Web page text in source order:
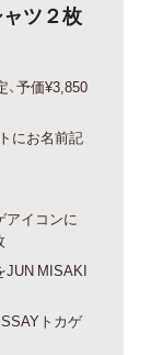
ツ２枚
、予価¥3,850
にお名前記
アイコンに
JUN MISAKI
トカゲ